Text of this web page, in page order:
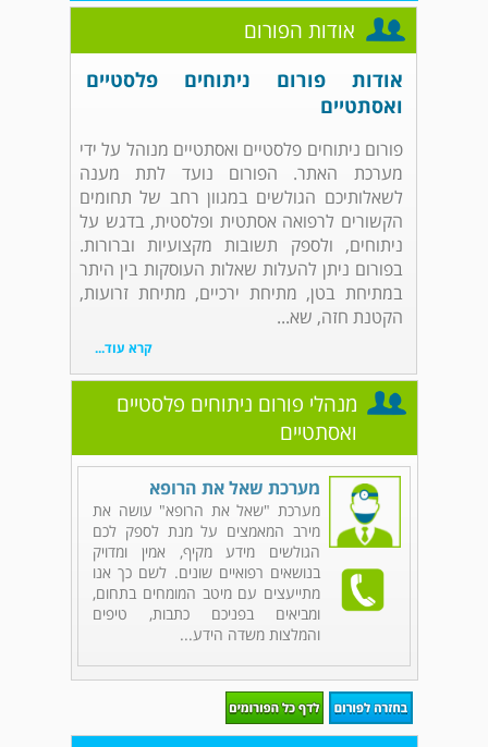
אודות הפורום
אודות פורום ניתוחים פלסטיים
ואסתטיים
פורום ניתוחים פלסטיים ואסתטיים מנוהל על ידי
מערכת האתר. הפורום נועד לתת מענה
לשאלותיכם הגולשים במגוון רחב של תחומים
הקשורים לרפואה אסתטית ופלסטית, בדגש על
ניתוחים, ולספק תשובות מקצועיות וברורות.
בפורום ניתן להעלות שאלות העוסקות בין היתר
במתיחת בטן, מתיחת ירכיים, מתיחת זרועות,
הקטנת חזה, שא...
קרא עוד...
מנהלי פורום ניתוחים פלסטיים
ואסתטיים
מערכת שאל את הרופא
מערכת "שאל את הרופא" עושה את
מירב המאמצים על מנת לספק לכם
הגולשים מידע מקיף, אמין ומדויק
בנושאים רפואיים שונים. לשם כך אנו
מתייעצים עם מיטב המומחים בתחום,
ומביאים בפניכם כתבות, טיפים
והמלצות משדה הידע...